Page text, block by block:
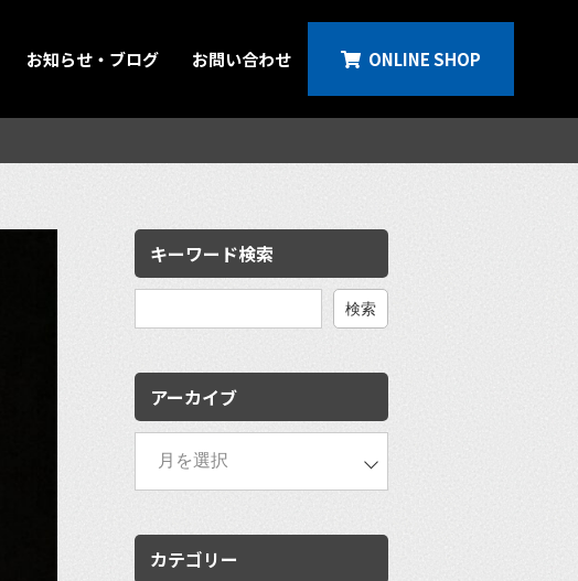
お知らせ・ブログ お問い合わせ ONLINE SHOP
キーワード検索
検
アーカイブ
カテゴリー